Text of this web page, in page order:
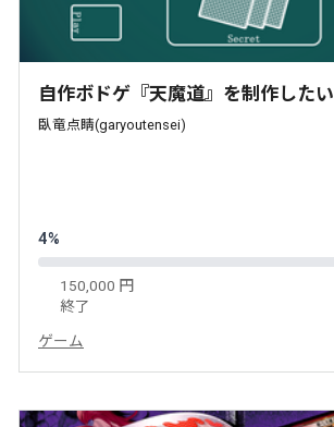
自作ボドゲ『天魔道』を制作したい
臥竜点睛(garyoutensei)
4%
150,000 円
終了
ゲーム